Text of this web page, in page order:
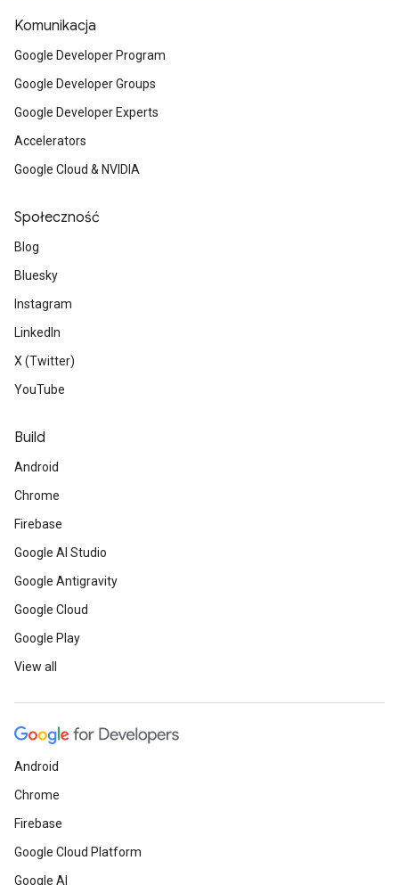
Komunikacja
Google Developer Program
Google Developer Groups
Google Developer Experts
Accelerators
Google Cloud & NVIDIA
Społeczność
Blog
Bluesky
Instagram
LinkedIn
X (Twitter)
YouTube
Build
Android
Chrome
Firebase
Google AI Studio
Google Antigravity
Google Cloud
Google Play
View all
Android
Chrome
Firebase
Google Cloud Platform
Google AI